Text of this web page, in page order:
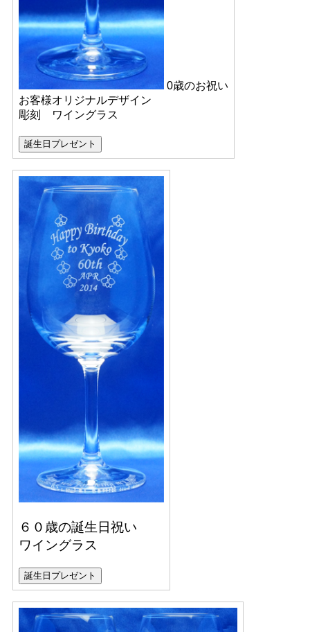
0歳のお祝い
お客様オリジナルデザイン
彫刻 ワイングラス
誕生日プレゼント
６０歳の誕生日祝い
ワイングラス
誕生日プレゼント